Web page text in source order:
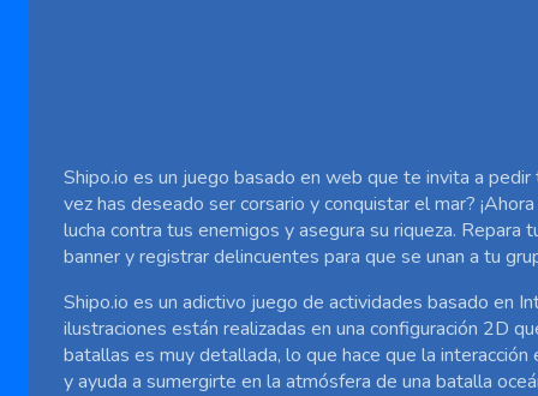
Shipo.io es un juego basado en web que te invita a
vez has deseado ser corsario y conquistar el mar?
lucha contra tus enemigos y asegura su riqueza. Repara
banner y registrar delincuentes para que se unan a tu
Shipo.io es un adictivo juego de actividades basado en
ilustraciones están realizadas en una configuración 2D
batallas es muy detallada, lo que hace que la
y ayuda a sumergirte en la atmósfera de una batalla